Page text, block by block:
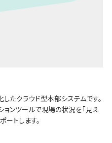
たクラウド型本部システムです。
ンツールで現場の状況を「見え
ートします。